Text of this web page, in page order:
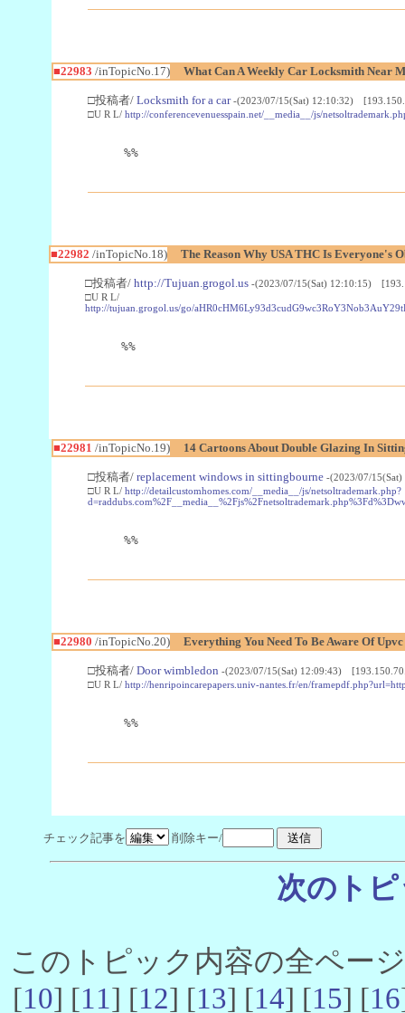
■22983 /inTopicNo.17) What Can A Weekly Car Locksmith Near
□投稿者/ Locksmith for a car -(2023/07/15(Sat) 12:10:32)
□U R L/ http://conferencevenuesspain.net/__media__/js/
%%
■22982 /inTopicNo.18) The Reason Why USA THC Is Everyone's
□投稿者/ http://Tujuan.grogol.us -(2023/07/15(Sat) 12:10:15)
□U R L/
http://tujuan.grogol.us/go/
%%
■22981 /inTopicNo.19) 14 Cartoons About Double Glazing In
□投稿者/ replacement windows in sittingbourne -(2023/07/
□U R L/ http://detailcustomhomes.com/__media__/js/netsoltrademark.php?
%%
■22980 /inTopicNo.20) Everything You Need To Be Aware Of
□投稿者/ Door wimbledon -(2023/07/15(Sat) 12:09:43)
□U R L/ http://henripoincarepapers.univ-nantes.fr/en/
%%
チェック記事を 削除キー/
次のト
このトピック内容の全ペー
[10] [11] [12] [13] [14] [15] [16